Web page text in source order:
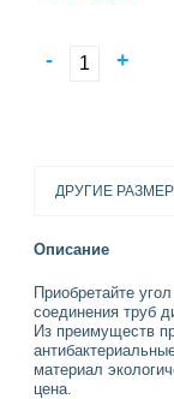
- +
ДРУГИЕ
Описание
Приобретайте
соединения труб
Из преимуществ
материал
цена.